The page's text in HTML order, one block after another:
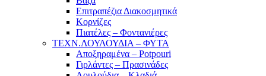
Επιτραπέζια Διακοσμητικά
Κορνίζες
Πιατέλες – Φοντανιέρες
ΤΕΧΝ.ΛΟΥΛΟΥΔΙΑ – ΦΥΤΑ
Αποξηραμένα – Potpouri
Γιρλάντες – Πρασινάδες